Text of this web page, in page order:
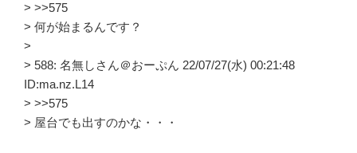
> >>575
> 何が始まるんです？
>
> 588: 名無しさん＠おーぷん 22/07/27(水) 00:21:48
ID:ma.nz.L14
> >>575
> 屋台でも出すのかな・・・